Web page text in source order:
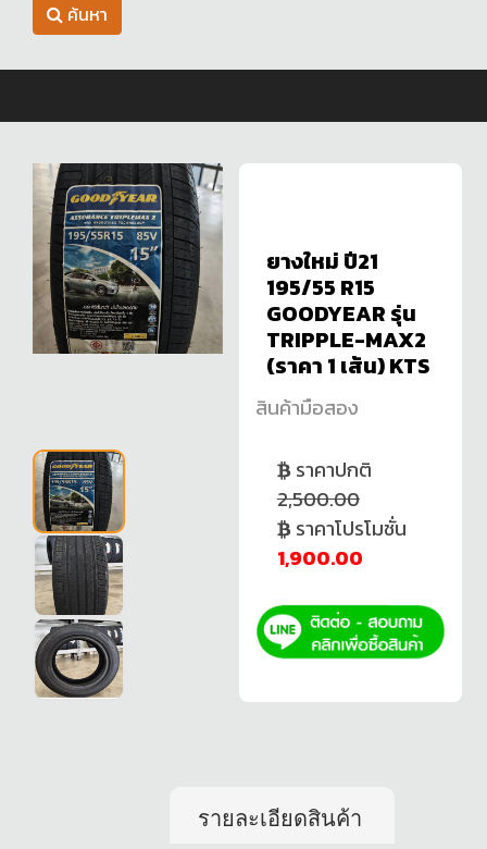
ค้นหา
ยางใหม่ ปี21
195/55 R15
GOODYEAR รุ่น
TRIPPLE-MAX2
(ราคา 1 เส้น) KTS
สินค้ามือสอง
ราคาปกติ
2,500.00
ราคาโปรโมชั่น
1,900.00
รายละเอียดสินค้า